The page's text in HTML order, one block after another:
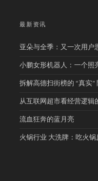
最新资讯
亚朵与全季：又一次用户
小鹏女形机器人：一个照
拆解高德扫街榜的 “真实”
从互联网超市看经营逻辑
流血狂奔的蓝月亮
火锅行业 大洗牌：吃火锅